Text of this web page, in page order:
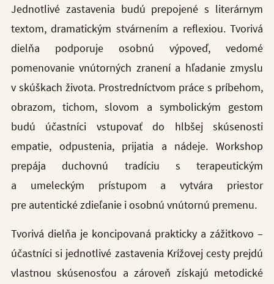
Jednotlivé zastavenia budú prepojené s literárnym
textom, dramatickým stvárnením a reflexiou. Tvorivá
dielňa podporuje osobnú výpoveď, vedomé
pomenovanie vnútorných zranení a hľadanie zmyslu
v skúškach života. Prostredníctvom práce s príbehom,
obrazom, tichom, slovom a symbolickým gestom
budú účastníci vstupovať do hlbšej skúsenosti
empatie, odpustenia, prijatia a nádeje. Workshop
prepája duchovnú tradíciu s terapeutickým
a umeleckým prístupom a vytvára priestor
pre autentické zdieľanie i osobnú vnútornú premenu.
Tvorivá dielňa je koncipovaná prakticky a zážitkovo –
účastníci si jednotlivé zastavenia Krížovej cesty prejdú
vlastnou skúsenosťou a zároveň získajú metodické